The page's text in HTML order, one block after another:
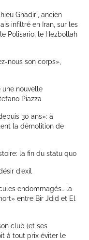
Ghadiri, ancien
infiltré en Iran, sur les
Polisario, le Hezbollah
nous son corps»,
une nouvelle
Piazza
30 ans»: à
la démolition de
la fin du statu quo
d’exil
endommagés… la
entre Bir Jdid et El
club (et ses
à tout prix éviter le